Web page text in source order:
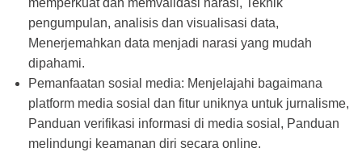
memperkuat dan memvalidasi narasi, Teknik
pengumpulan, analisis dan visualisasi data,
Menerjemahkan data menjadi narasi yang mudah
dipahami.
Pemanfaatan sosial media: Menjelajahi bagaimana
platform media sosial dan fitur uniknya untuk jurnalisme,
Panduan verifikasi informasi di media sosial, Panduan
melindungi keamanan diri secara online.